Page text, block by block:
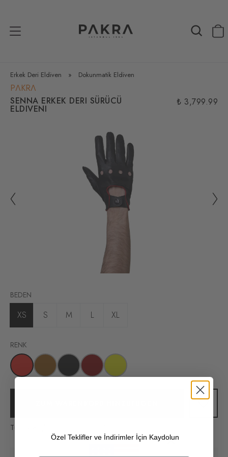
Erkek Deri Eldiven » Dokunmatik Eldiven
PΛKRΛ
SENNA ERKEK DERI SÜRÜCÜ
ELDIVENI
₺ 3,799.99
BEDEN
XS S M L XL
RENK
Tüm siparişlerinizde kargo ücretsiz!
Özel Teklifler ve İndirimler İçin Kaydolun